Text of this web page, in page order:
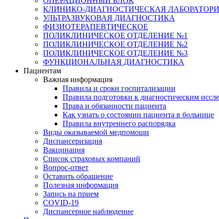
КЛИНИКО-ДИАГНОСТИЧЕСКАЯ
УЛЬТРАЗВУКОВАЯ ДИАГНОСТИКА
ФИЗИОТЕРАПЕВТИЧЕСКОЕ
ПОЛИКЛИНИЧЕСКОЕ ОТДЕЛЕНИЕ №1
ПОЛИКЛИНИЧЕСКОЕ ОТДЕЛЕНИЕ №2
ПОЛИКЛИНИЧЕСКОЕ ОТДЕЛЕНИЕ №3
ФУНКЦИОНАЛЬНАЯ ДИАГНОСТИКА
Пациентам
Важная информация
Правила и сроки госпитализации
Правила подготовки к диагностическим
Права и обязанности пациента
Как узнать о состоянии пациента в больнице
Правила внутреннего распорядка
Виды оказываемой медпомощи
Диспансеризация
Вакцинация
Список страховых компаний
Вопрос-ответ
Оставить обращение
Полезная информация
Запись на прием
COVID-19
Диспансерное наблюдение